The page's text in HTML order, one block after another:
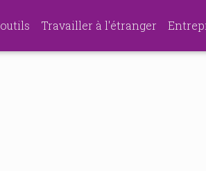
Travailler à l'étranger